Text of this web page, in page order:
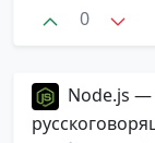
0
Node.js —